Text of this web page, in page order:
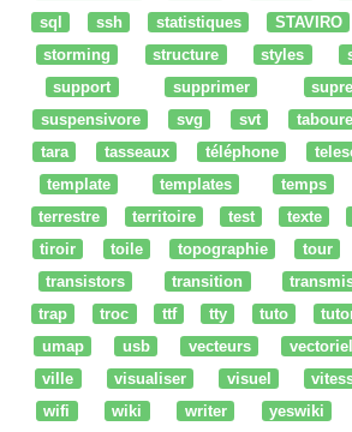
sql
ssh statistiques STAVIRO
storming
structure styles
support
supprimer
suspensivore
svg svt
tara
tasseaux téléphone
template
templates temps
terrestre
territoire test texte
tiroir
toile topographie tour
transistors
transition
trap
troc ttf tty tuto
umap
usb vecteurs
ville
visualiser visuel
wifi
wiki writer yeswiki